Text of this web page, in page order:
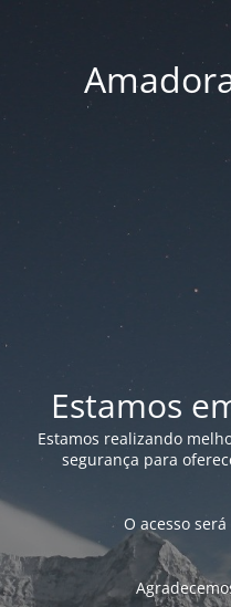
Estamos
Estamos realizando
segurança para
O acesso